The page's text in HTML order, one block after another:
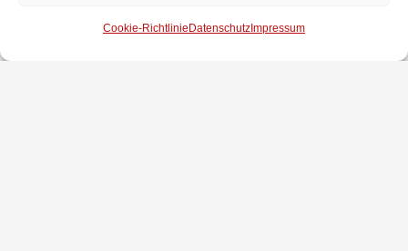
Cookie-Richtlinie Datenschutz Impressum